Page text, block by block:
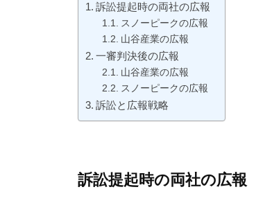
訴訟提起時の両社の広報
スノーピークの広報
山谷産業の広報
一審判決後の広報
山谷産業の広報
スノーピークの広報
訴訟と広報戦略
訴訟提起時の両社の広報